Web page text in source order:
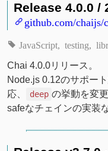
Release 4.0.0 /
github.com/chaijs/
JavaScript testing
Chai 4.0.0リリース。
Node.js 0.12のサポート
応、
deep の挙動を変
safeなチェインの実装